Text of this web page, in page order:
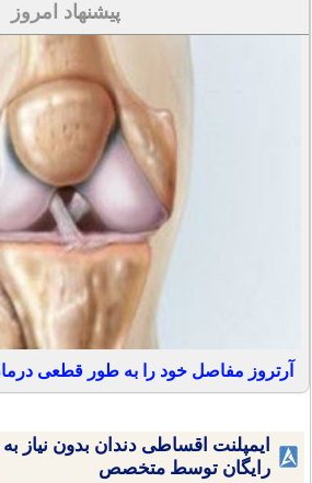
پیشنهاد امروز
آرتروز مفاصل خود را به طور قطعی
ایمپلنت اقساطی دندان بدون نیاز
رایگان توسط متخصص